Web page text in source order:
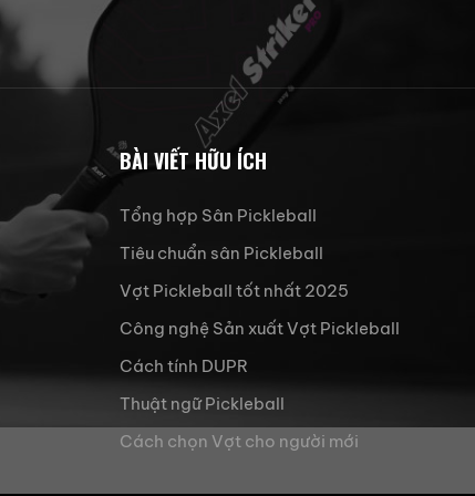
BÀI VIẾT HỮU ÍCH
Tổng hợp Sân Pickleball
Tiêu chuẩn sân Pickleball
Vợt Pickleball tốt nhất 2025
Công nghệ Sản xuất Vợt Pickleball
Cách tính DUPR
Thuật ngữ Pickleball
Cách chọn Vợt cho người mới